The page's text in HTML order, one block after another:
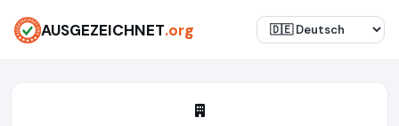
AUSGEZEICHNET.org